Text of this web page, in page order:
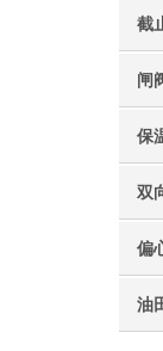
截
闸
保
双
偏
油